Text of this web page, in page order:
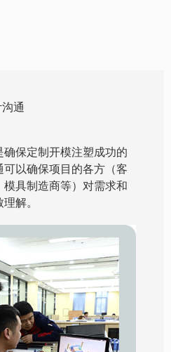
通
保定制开模注塑成功的
以确保项目的各方（客
模具制造商等）对需求和
解。